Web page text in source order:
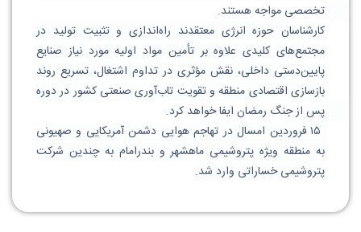
تخصصی مواجه هستند.
کارشناسان حوزه انرژی معتقدند راه‌اندازی و تثبیت تولید در
پس از جنگ رمضان ایفا خواهد کرد.
پتروشیمی خساراتی وارد شد.